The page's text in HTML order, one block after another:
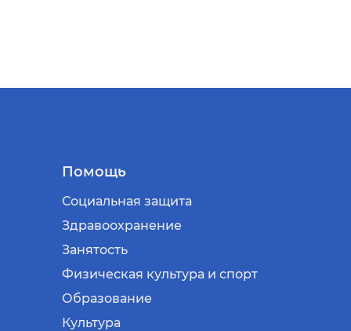
Помощь
Социальная защита
Здравоохранение
Занятость
Физическая культура и спорт
Образование
Культура